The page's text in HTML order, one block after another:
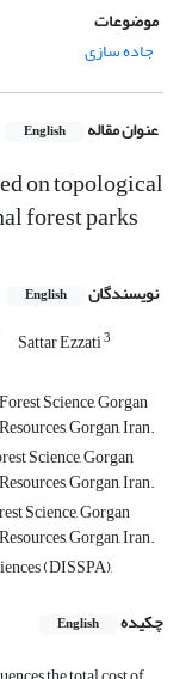
موضوعات
جاده سازی
عنوان مقاله English
on topological
forest parks
نویسندگان English
Sattar Ezzati3
Science, Gorgan
Gorgan, Iran.
Science, Gorgan
Gorgan, Iran.
Science, Gorgan
Gorgan, Iran.
(DISSPA),
چکیده
English